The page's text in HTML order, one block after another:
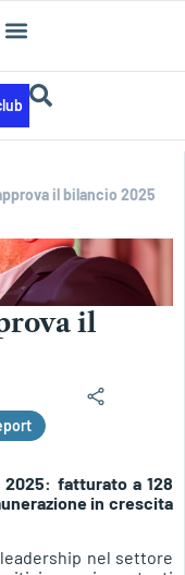
il bilancio 2025
il
fatturato a 128
in crescita
nel settore